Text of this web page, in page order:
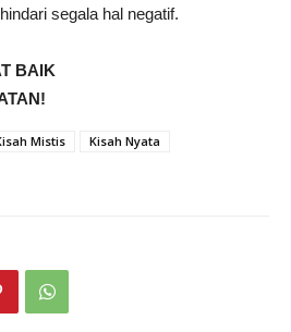
segala hal negatif.
BAIK
Mistis
Kisah Nyata